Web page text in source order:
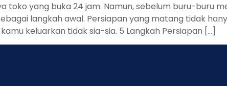
toko yang buka 24 jam. Namun, sebelum buru-buru
langkah awal. Persiapan yang matang tidak
keluarkan tidak sia-sia. 5 Langkah Persiapan […]